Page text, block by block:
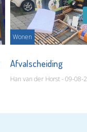
Wonen
Afvalscheiding
Han van der Horst - 09-08-